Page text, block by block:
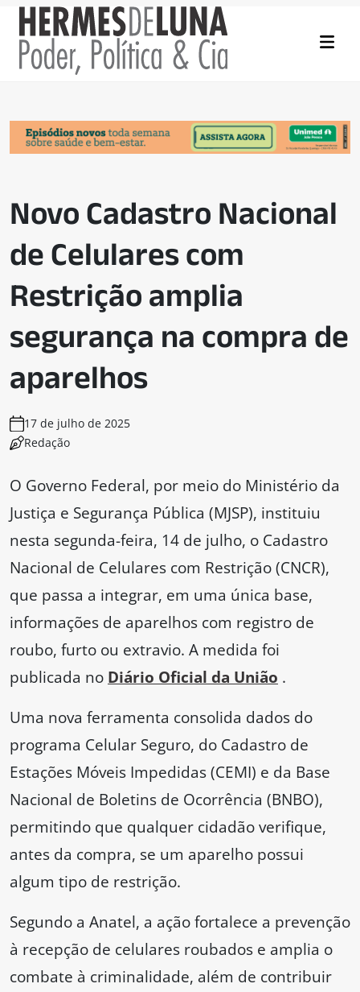
Novo Cadastro Nacional
de Celulares com
Restrição amplia
segurança na compra de
aparelhos
17 de julho de 2025
Redação
O Governo Federal, por meio do Ministério da
Justiça e Segurança Pública (MJSP), instituiu
nesta segunda-feira, 14 de julho, o Cadastro
Nacional de Celulares com Restrição (CNCR),
que passa a integrar, em uma única base,
informações de aparelhos com registro de
roubo, furto ou extravio. A medida foi
publicada no Diário Oficial da União .
Uma nova ferramenta consolida dados do
programa Celular Seguro, do Cadastro de
Estações Móveis Impedidas (CEMI) e da Base
Nacional de Boletins de Ocorrência (BNBO),
permitindo que qualquer cidadão verifique,
antes da compra, se um aparelho possui
algum tipo de restrição.
Segundo a Anatel, a ação fortalece a prevenção
à recepção de celulares roubados e amplia o
combate à criminalidade, além de contribuir